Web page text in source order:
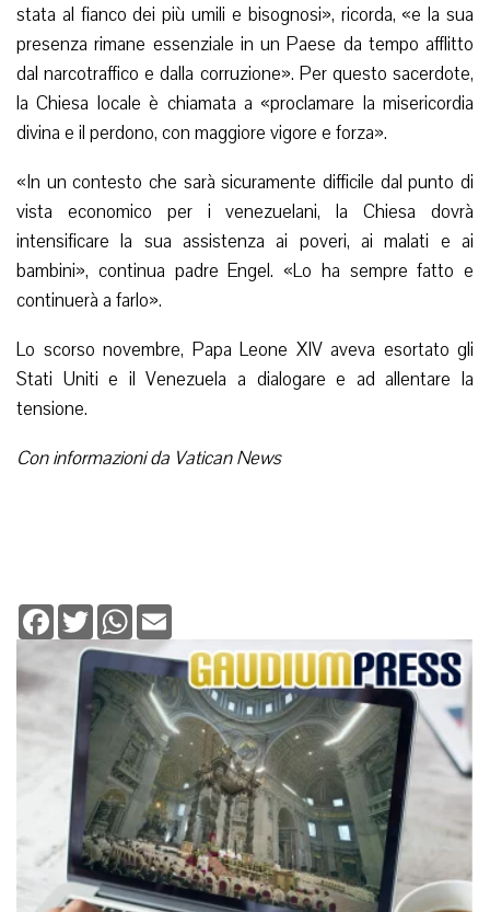
stata al fianco dei più umili e bisognosi», ricorda, «e la sua
presenza rimane essenziale in un Paese da tempo afflitto
dal narcotraffico e dalla corruzione». Per questo sacerdote,
la Chiesa locale è chiamata a «proclamare la misericordia
divina e il perdono, con maggiore vigore e forza».
«In un contesto che sarà sicuramente difficile dal punto di
vista economico per i venezuelani, la Chiesa dovrà
intensificare la sua assistenza ai poveri, ai malati e ai
bambini», continua padre Engel. «Lo ha sempre fatto e
continuerà a farlo».
Lo scorso novembre, Papa Leone XIV aveva esortato gli
Stati Uniti e il Venezuela a dialogare e ad allentare la
tensione.
Con informazioni da Vatican News
Facebook
TwitterWhatsApp